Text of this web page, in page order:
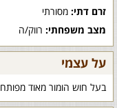
זרם דתי: מסורתי
מצב משפחתי: רווק/ה
על עצמי
בעל חוש הומור מאוד